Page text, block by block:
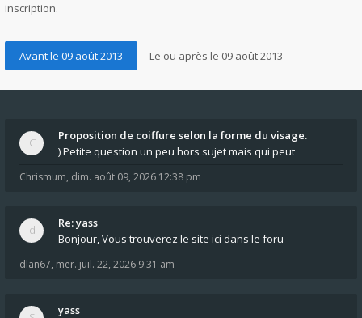
inscription.
Proposition de coiffure selon la forme du visage.
) Petite question un peu hors sujet mais qui peut
Chrismum, dim. août 09, 2026 12:38 pm
Re: yass
Bonjour, Vous trouverez le site ici dans le foru
dlan67, mer. juil. 22, 2026 9:31 am
yass